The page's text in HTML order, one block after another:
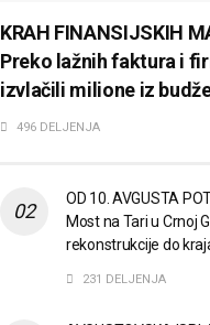
KRAH FINANSIJSKIH
Preko lažnih faktura i
izvlačili milione iz
496 DELJENJA
OD 10. AVGUSTA
Most na Tari u Crnoj
rekonstrukcije do
231 DELJENJA